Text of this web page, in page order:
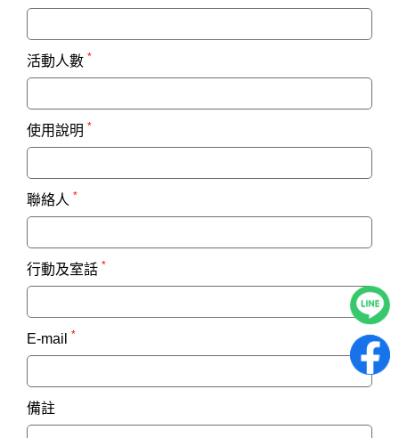
活動人數 *
使用說明 *
聯絡人 *
行動及室話 *
E-mail *
備註